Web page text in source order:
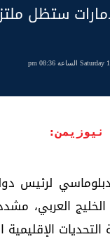
ستظل
نيوزيمن:
لرئيس
العربي،
الإقليمية